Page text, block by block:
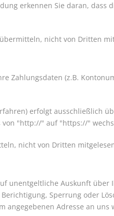
erkennen Sie daran, dass
nicht von Dritten
Zahlungsdaten (z.B.
erfolgt ausschließlich
"http://" auf "https://"
nicht von Dritten
unentgeltliche Auskunft
Sperrung oder
angegebenen Adresse an uns